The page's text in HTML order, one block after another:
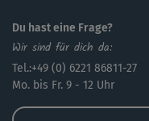
Du hast eine Frage?
Wir sind für dich da:
Tel.:+49 (0) 6221 86811-27
Mo. bis Fr. 9 - 12 Uhr